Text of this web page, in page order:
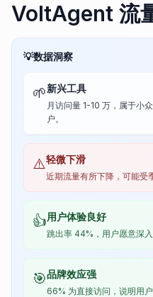
VoltAgent 流
💡数据洞察
🌱新兴工具
月访问量 1-10 万，属于小
户。
⚠️轻微下滑
近期流量有所下降，可能受
👍用户体验良好
跳出率 44%，用户愿意深入
🎯品牌效应强
66% 为直接访问，说明用户